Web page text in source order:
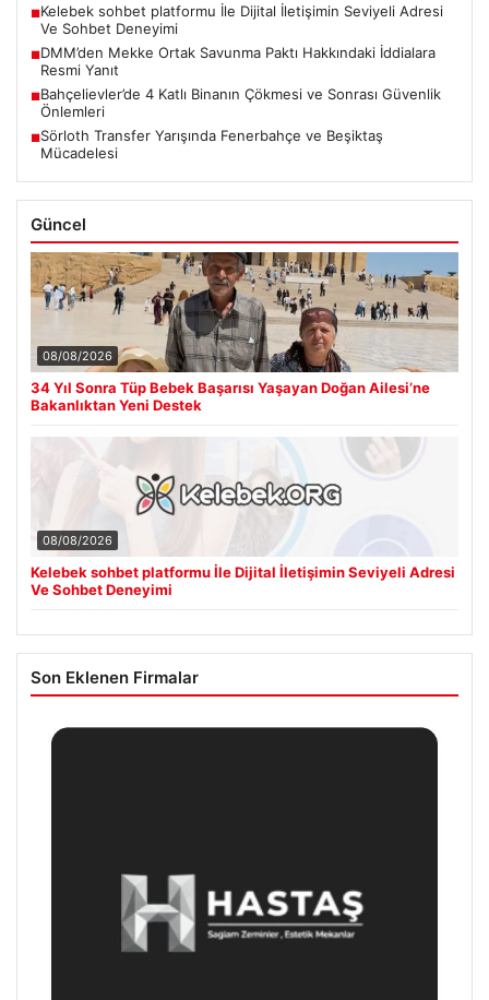
■Kelebek sohbet platformu İle Dijital İletişimin Seviyeli Adresi
Ve Sohbet Deneyimi
■DMM’den Mekke Ortak Savunma Paktı Hakkındaki İddialara
Resmi Yanıt
■Bahçelievler’de 4 Katlı Binanın Çökmesi ve Sonrası Güvenlik
Önlemleri
■Sörloth Transfer Yarışında Fenerbahçe ve Beşiktaş
Mücadelesi
Güncel
08/08/2026
34 Yıl Sonra Tüp Bebek Başarısı Yaşayan Doğan Ailesi’ne
Bakanlıktan Yeni Destek
08/08/2026
Kelebek sohbet platformu İle Dijital İletişimin Seviyeli Adresi
Ve Sohbet Deneyimi
Son Eklenen Firmalar